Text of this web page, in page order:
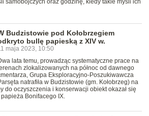
samobójczych oraz godzinę, kiedy takie myśli ich
Budzistowie pod Kołobrzegiem
bullę papieską z XIV w.
maja 2023, 10:50
lata temu, prowadząc systematyczne prace na
zlokalizowanych na północ od dawnego
Grupa Eksploracyjno-Poszukiwawcza
natrafiła w Budzistowie (gm. Kołobrzeg) na
do oczyszczenia i konserwacji obiekt okazał się
Bonifacego IX.